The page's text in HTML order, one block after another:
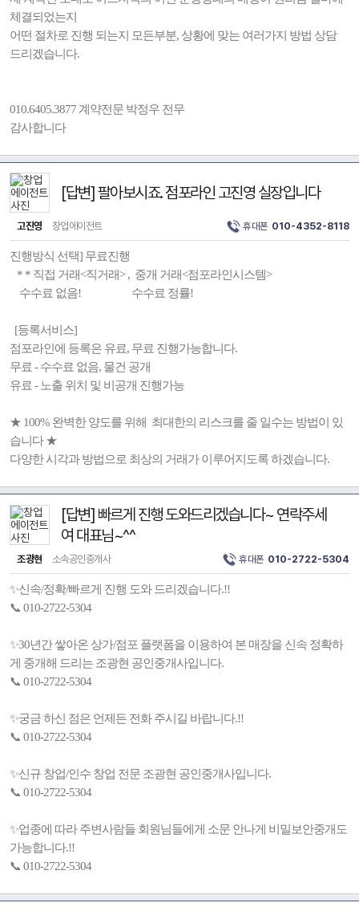
체결되었는지
어떤 절차로 진행 되는지 모든부분, 상황에 맞는 여러가지 방법 상담
드리겠습니다.
010.6405.3877 계약전문 박정우 전무
감사합니다
[답변] 팔아보시죠. 점포라인 고진영 실장입니다
고진영 창업에이전트 휴대폰 010-4352-8118
진행방식 선택] 무료진행
* * 직접 거래<직거래> , 중개 거래<점포라인시스템>
수수료 없음! 수수료 정률!
[등록서비스]
점포라인에 등록은 유료, 무료 진행가능합니다.
무료 - 수수료 없음, 물건 공개
유료 - 노출 위치 및 비공개 진행가능
★ 100% 완벽한 양도를 위해 최대한의 리스크를 줄 일수는 방법이 있
습니다 ★
다양한 시각과 방법으로 최상의 거래가 이루어지도록 하겠습니다.
[답변] 빠르게 진행 도와드리겠습니다~ 연락주세
여 대표님~^^
조광현 소속공인중개사 휴대폰 010-2722-5304
✨신속/정확/빠르게 진행 도와 드리겠습니다.!!
📞 010-2722-5304
✨30년간 쌓아온 상가/점포 플랫폼을 이용하여 본 매장을 신속 정확하
게 중개해 드리는 조광현 공인중개사입니다.
📞 010-2722-5304
✨궁금 하신 점은 언제든 전화 주시길 바랍니다.!!
📞 010-2722-5304
✨신규 창업/인수 창업 전문 조광현 공인중개사입니다.
📞 010-2722-5304
✨업종에 따라 주변사람들 회원님들에게 소문 안나게 비밀보안중개도
가능합니다.!!
📞 010-2722-5304